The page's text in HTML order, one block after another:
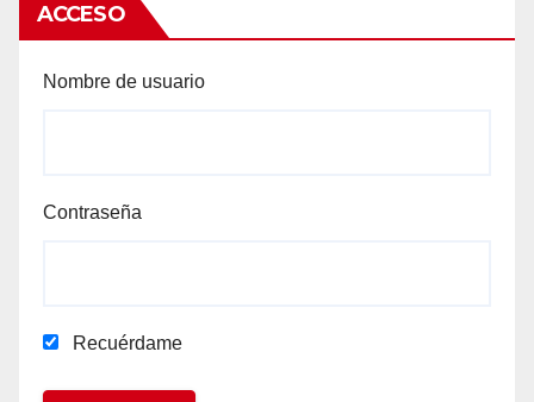
ACCESO
Nombre de usuario
Contraseña
Recuérdame